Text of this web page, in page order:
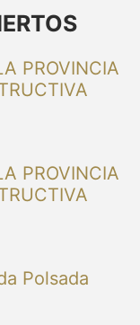
PROVINCIA
PROVINCIA
Polsada